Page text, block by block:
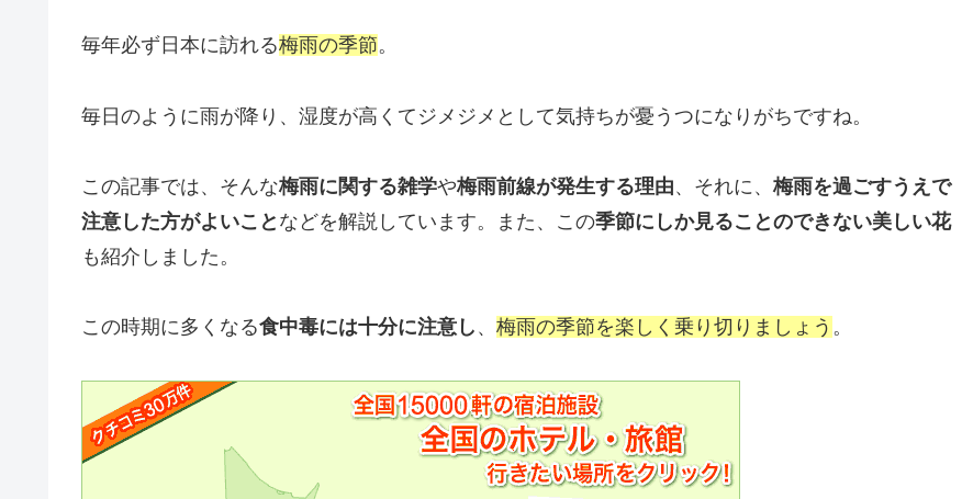
毎年必ず日本に訪れる梅雨の季節。
毎日のように雨が降り、湿度が高くてジメジメとして気持ちが憂うつになりがちですね。
この記事では、そんな梅雨に関する雑学や梅雨前線が発生する理由、それに、梅雨を過ごすうえで
注意した方がよいこと などを解説しています。また、この季節にしか見ることのできない美しい花
も紹介しました。
この時期に多くなる食中毒には十分に注意し 、 梅雨の季節を楽しく乗り切りましょう 。